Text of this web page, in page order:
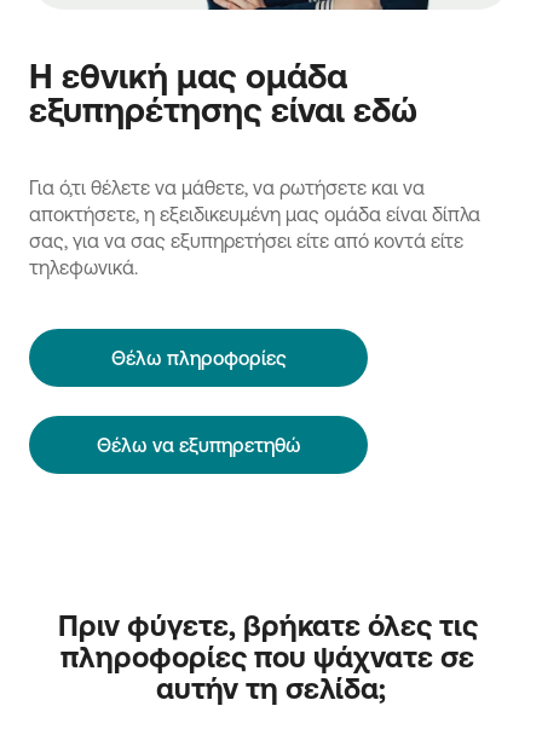
Η εθνική μας ομάδα
εξυπηρέτησης είναι εδώ
Για ό,τι θέλετε να μάθετε, να ρωτήσετε και να
αποκτήσετε, η εξειδικευμένη μας ομάδα είναι δίπλα
σας, για να σας εξυπηρετήσει είτε από κοντά είτε
τηλεφωνικά.
Θέλω πληροφορίες
Θέλω να εξυπηρετηθώ
Πριν φύγετε, βρήκατε όλες τις
πληροφορίες που ψάχνατε σε
αυτήν τη σελίδα;